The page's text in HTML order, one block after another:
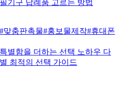
기구 답례품 고르는 방법
#맞춤판촉물#홍보물제작#휴대폰
별함을 더하는 선택 노하우 다
최적의 선택 가이드